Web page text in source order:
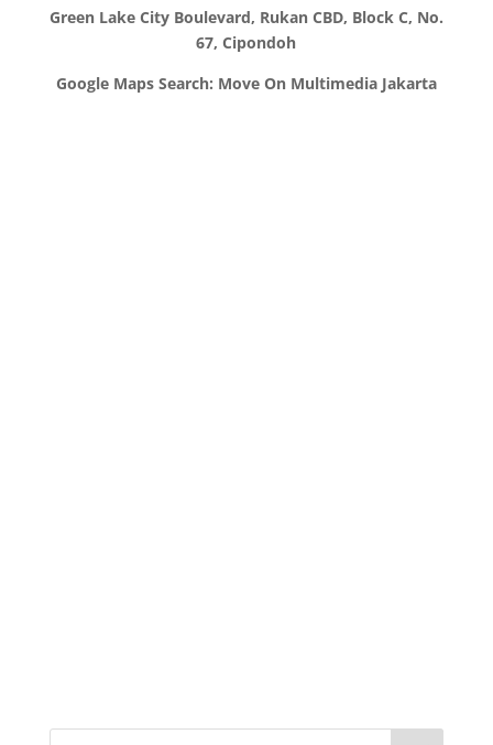
Green Lake City Boulevard, Rukan CBD, Block C, No.
67, Cipondoh
Google Maps Search: Move On Multimedia Jakarta